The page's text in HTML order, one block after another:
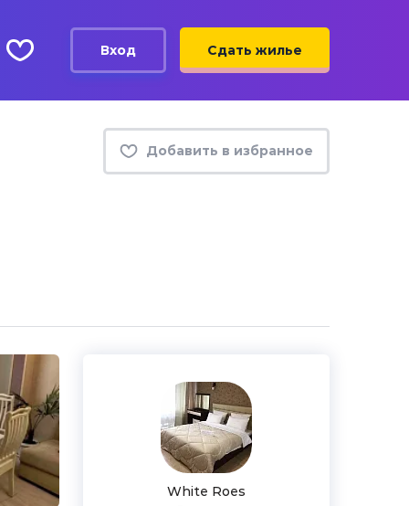
Вход Сдать жилье
Добавить в избранное
White Roes